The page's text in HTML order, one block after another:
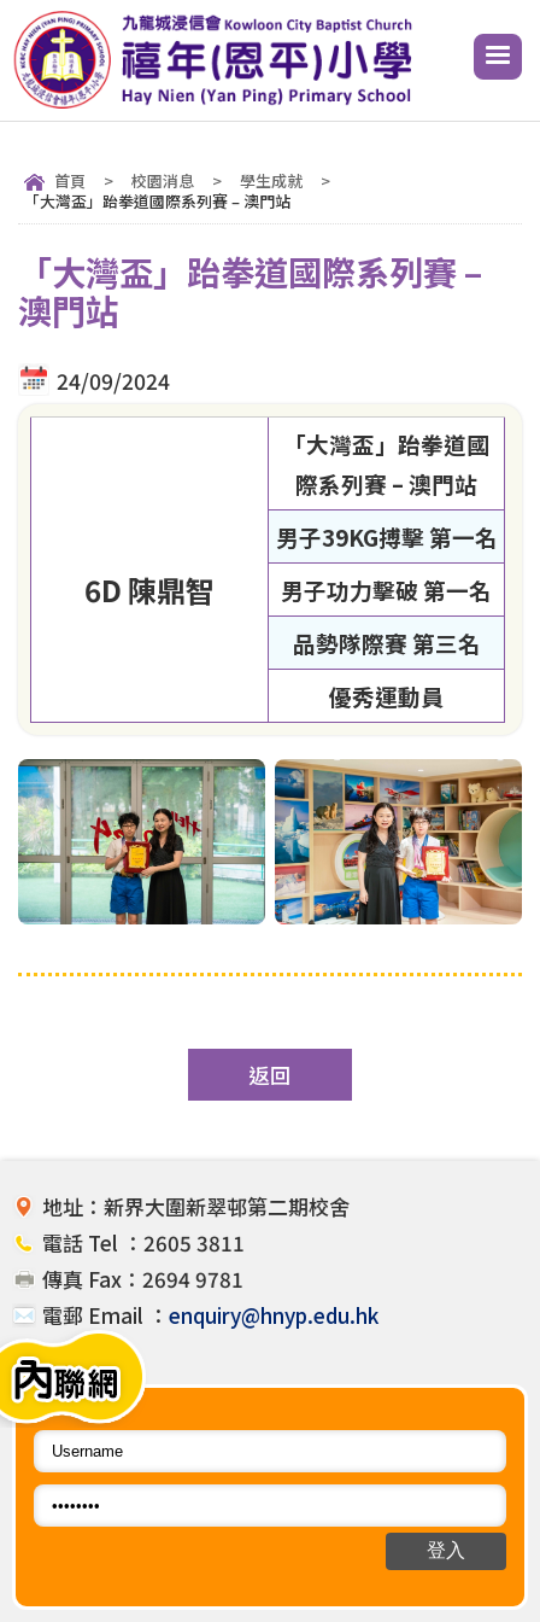
首頁 > 校園消息 > 學生成就
>
「大灣盃」跆拳道國際系列賽 – 澳門站
「大灣盃」跆拳道國際系列賽 –
澳門站
24/09/2024
6D 陳鼎智
「大灣盃」跆拳道國
際系列賽 – 澳門站
男子39KG搏擊 第一名
男子功力擊破 第一名
品勢隊際賽 第三名
優秀運動員
返回
地址：新界大圍新翠邨第二期校舍
電話 Tel ：2605 3811
傳真 Fax：2694 9781
電郵 Email ： enquiry@hnyp.edu.hk